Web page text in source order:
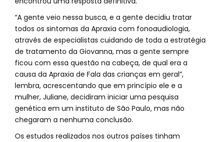
“A gente veio nessa busca, e a gente decidiu tratar
todos os sintomas da Apraxia com fonoaudiologia,
através de especialistas cuidando de toda a estratégia
de tratamento da Giovanna, mas a gente sempre
ficou com essa questão na cabeça, de qual era a
causa da Apraxia de Fala das crianças em geral”,
lembra, acrescentando que em princípio ele e a
mulher, Juliane, decidiram iniciar uma pesquisa
genética em um instituto de São Paulo, mas não
chegaram a nenhuma conclusão.
Os estudos realizados nos outros países tinham